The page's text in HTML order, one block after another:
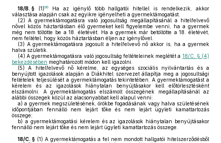
18/B. § (1)96Ha az igénylő több hallgatói hitellel is rendelkezik, akkor
választása alapján csak az egyikre igényelheti a gyermektámogatást.
(2) A gyermektámogatásra való jogosultság megállapításánál a hitelfelvevő
nővel közös háztartásban élő gyermeket kell figyelembe venni, ha a gyermek
még nem töltötte be a 18. életévét. Ha a gyermek már betöltötte a 18. életévét,
nem feltétel, hogy közös háztartásban éljen az igénylővel.
(3) A gyermektámogatásra jogosult a hitelfelvevő nő akkor is, ha a gyermek
halva születik.
(4) A gyermektámogatásra való jogosultság feltételeinek meglétét a 18/C. § (4)
bekezdésében meghatározott módon kell igazolni.
(5) A hitelfelvevő nő kérelme, az egységes szociális nyilvántartás és a
benyújtott igazolások alapján a Diákhitel szervezet állapítja meg a jogosultsági
feltételek teljesülését a gyermektámogatás tekintetében. A gyermektámogatást a
kérelem és az igazolások hiánytalan benyújtásakor kell előtörlesztésként
elszámolni. A gyermektámogatás elszámolt összegének megállapításánál az
alábbi összegek közül az alacsonyabbat kell alapul venni:
a) a gyermek megszületésének, örökbe fogadásának vagy halva születésének
időpontjában fennálló nem lejárt tőke és nem lejárt ügyleti kamattartozás
összege;
b) a gyermektámogatási kérelem és az igazolások hiánytalan benyújtásakor
fennálló nem lejárt tőke és nem lejárt ügyleti kamattartozás összege.
18/C. § (1) A gyermektámogatás a fel nem mondott hallgatói hitelszerződésből